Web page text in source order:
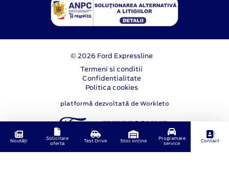
© 2026 Ford Expressline
Termeni si conditii
Confidentialitate
Politica cookies
platformă dezvoltată de Workleto
Noutăți
Solicitare
oferta
Test Drive Stoc online
Programare
service
Contact